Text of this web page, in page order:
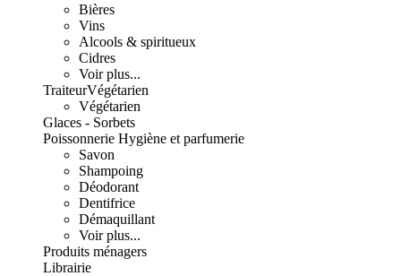
Bières
Vins
Alcools & spiritueux
Cidres
Voir plus...
TraiteurVégétarien
Végétarien
Glaces - Sorbets
Poissonnerie Hygiène et parfumerie
Savon
Shampoing
Déodorant
Dentifrice
Démaquillant
Voir plus...
Produits ménagers
Librairie